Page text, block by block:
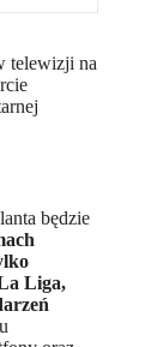
telewizji na
będzie
Liga,